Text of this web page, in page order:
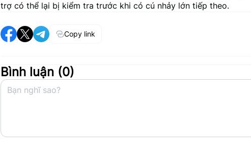
trợ có thể lại bị kiểm tra trước khi có cú nhảy lớn tiếp theo.
Copy link
Bình luận (0)